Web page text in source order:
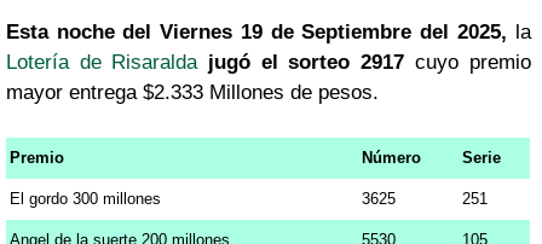
Esta noche del Viernes 19 de Septiembre del 2025, la
Lotería de Risaralda jugó el sorteo 2917 cuyo premio
mayor entrega $2.333 Millones de pesos.
Premio Número Serie
El gordo 300 millones 3625 251
Angel de la suerte 200 millones 5530 105